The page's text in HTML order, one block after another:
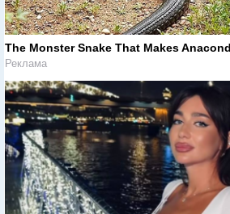
The Monster Snake That Makes
Реклама